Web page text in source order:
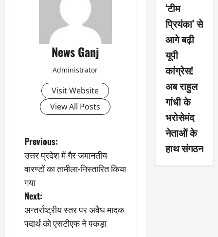
News Ganj
Administrator
Visit Website
View All Posts
P
o
s
t
n
Previous:
उत्तर प्रदेश में गैर जमानतीय
वारण्टों का तामीला-निस्तारित किया
गया
Next:
अन्तर्राष्ट्रीय स्तर पर अवैध मादक
पदार्थ को एसटीएफ ने पकड़ा
‘टीम
प्रियंका’ से
आगे बढ़ी
यूपी
कांग्रेस!
अब राहुल
गांधी के
भरोसेमंद
नेताओं के
हाथ संगठन